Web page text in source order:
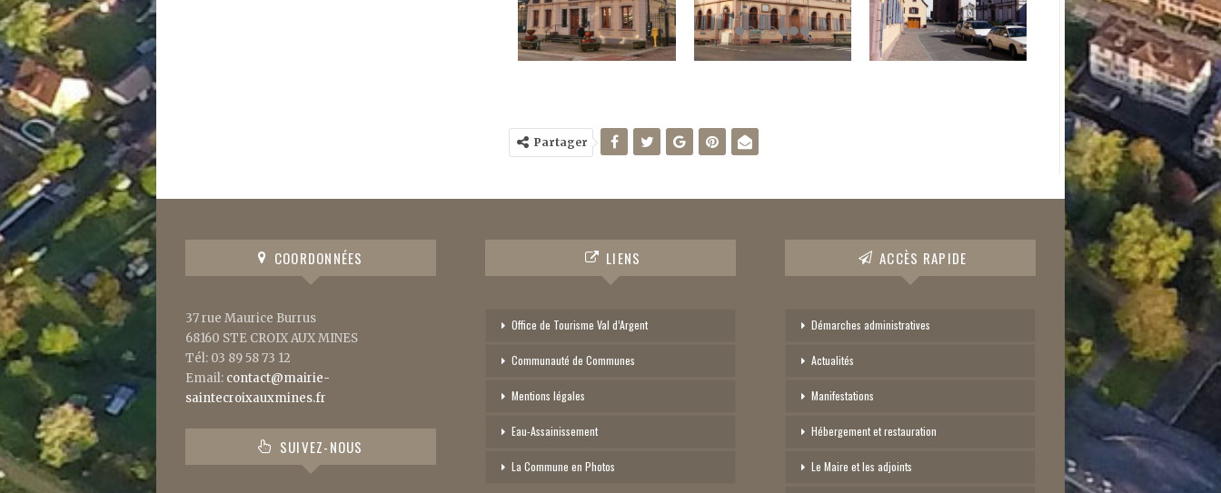
Partager
COORDONNÉES
37 rue Maurice Burrus
68160 STE CROIX AUX MINES
Tél: 03 89 58 73 12
Email: contact@mairie-
saintecroixauxmines.fr
SUIVEZ-NOUS
LIENS
Office de Tourisme Val d’Argent
Communauté de Communes
Mentions légales
Eau-Assainissement
La Commune en Photos
ACCÈS RAPIDE
Démarches administratives
Actualités
Manifestations
Hébergement et restauration
Le Maire et les adjoints